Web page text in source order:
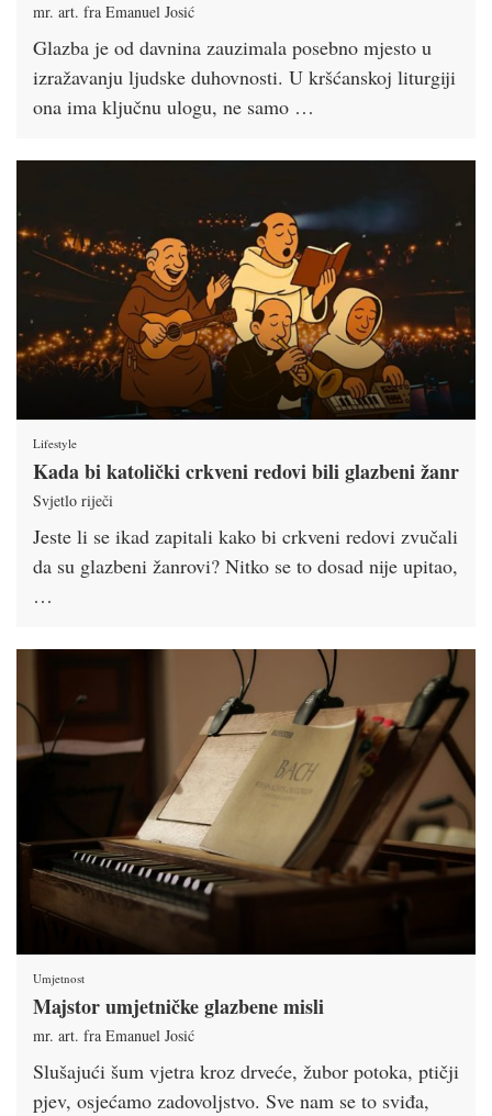
mr. art. fra Emanuel Josić
Glazba je od davnina zauzimala posebno mjesto u
izražavanju ljudske duhovnosti. U kršćanskoj liturgiji
ona ima ključnu ulogu, ne samo …
Lifestyle
Kada bi katolički crkveni redovi bili glazbeni žanr
Svjetlo riječi
Jeste li se ikad zapitali kako bi crkveni redovi zvučali
da su glazbeni žanrovi? Nitko se to dosad nije upitao,
…
Umjetnost
Majstor umjetničke glazbene misli
mr. art. fra Emanuel Josić
Slušajući šum vjetra kroz drveće, žubor potoka, ptičji
pjev, osjećamo zadovoljstvo. Sve nam se to sviđa,